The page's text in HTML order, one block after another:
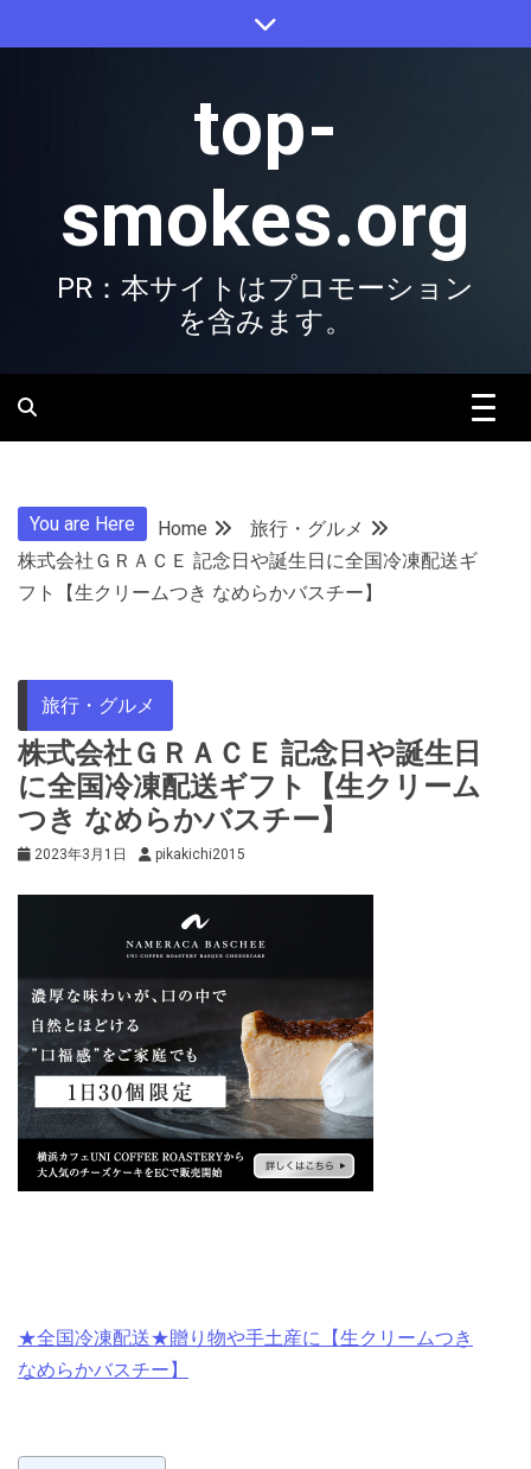
to
top-
smokes.org
PR：本サイトはプロモーション
を含みます。
You are Here Home
旅行・グルメ
株式会社ＧＲＡＣＥ 記念日や誕生日に全国冷凍配送ギ
フト【生クリームつき なめらかバスチー】
旅行・グルメ
株式会社ＧＲＡＣＥ 記念日や誕生日
に全国冷凍配送ギフト【生クリーム
つき なめらかバスチー】
2023年3月1日 pikakichi2015
★全国冷凍配送★贈り物や手土産に【生クリームつき
なめらかバスチー】